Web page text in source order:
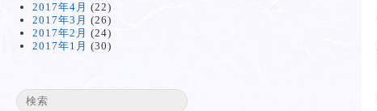
2017年4月 (22)
2017年3月 (26)
2017年2月 (24)
2017年1月 (30)